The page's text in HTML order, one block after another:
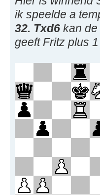
ik speelde a
32. Txd6 kan
geeft Fritz plus